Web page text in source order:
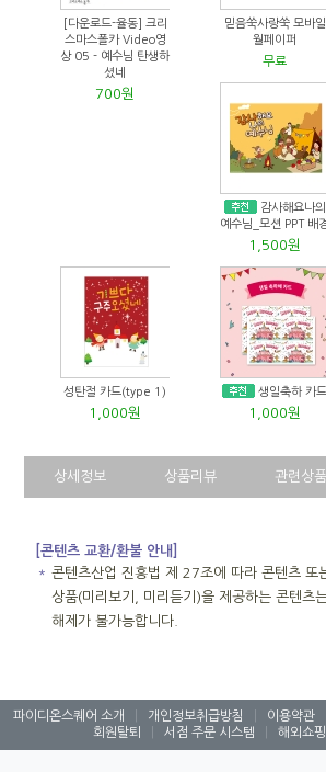
[다운로드-율동] 크리
스마스폴카 Video영
상 05 - 예수님 탄생하
셨네
700원
믿음쑥사랑쑥 모바일
월페이퍼
무료
감사해요나의
예수님_모션 PPT 배
1,500원
성탄절 카드(type 1)
1,000원
생일축하 카드
1,000원
상세정보 상품리뷰 관련상품
[콘텐츠 교환/환불 안내]
＊ 콘텐츠산업 진흥법 제 27조에 따라 콘텐츠 또
상품(미리보기, 미리듣기)을 제공하는 콘텐츠
해제가 불가능합니다.
파이디온스퀘어 소개 개인정보취급방침 이용약관
회원탈퇴
서점 주문 시스템 해외쇼핑